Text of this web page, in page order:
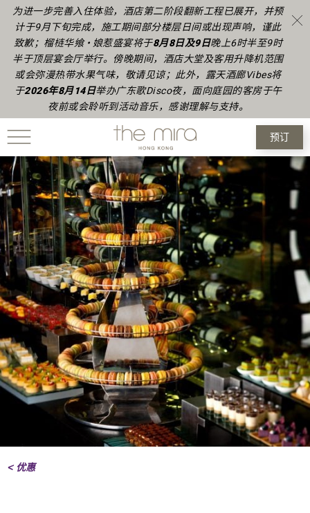
预订
< 优惠
为进一步完善入住体验，酒店第二阶段翻新工程已展开，并预
计于9月下旬完成，施工期间部分楼层日间或出现声响，谨此
致歉；榴梿华飨 • 娘惹盛宴将于8月8日及9日晚上6时半至9时
半于顶层宴会厅举行。傍晚期间，酒店大堂及客用升降机范围
或会弥漫热带水果气味，敬请见谅；此外，露天酒廊Vibes将
于2026年8月14日举办广东歌Disco夜，面向庭园的客房于午
夜前或会聆听到活动音乐，感谢理解与支持。